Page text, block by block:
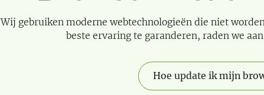
Wij gebruiken moderne webtechnologieën die niet
beste ervaring te garanderen, raden we
Hoe update ik mijn